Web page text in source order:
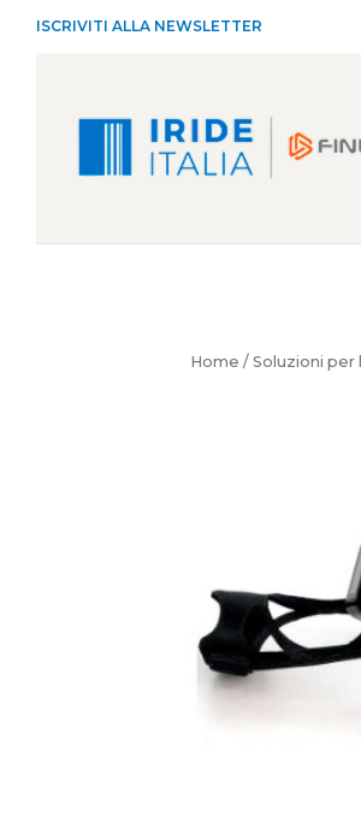
ISCRIVITI ALLA NEWSLETTER
Home /Soluzioni per